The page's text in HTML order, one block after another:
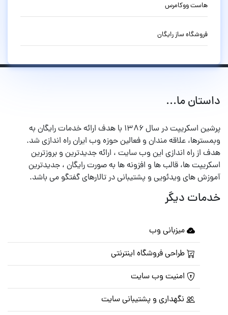
هاست ووکامرس
فروشگاه ساز رایگان
داستان ما...
پرشین اسکریپت در سال ۱۳۸۶ با هدف ارائه خدمات رایگان به
وبمسترها، علاقه مندان و فعالین حوزه وب ایران راه اندازی شد.
هدف از راه اندازی این وب سایت ، ارائه جدیدترین و بروزترین
اسکریپت ها، قالب ها و افزونه ها به صورت رایگان ، جدیدترین
آموزش های ویدئویی و پشتیبانی در تالارهای گفتگو می باشد.
خدمات دیگر
میزبانی وب
طراحی فروشگاه اینترنتی
امنیت وب سایت
نگهداری و پشتیبانی سایت